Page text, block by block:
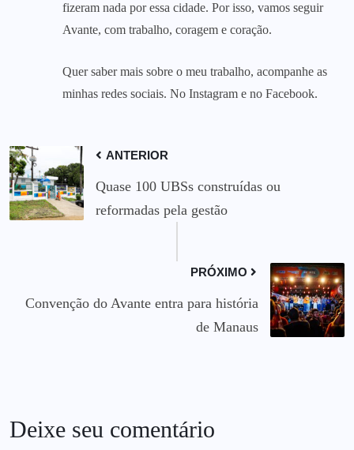
fizeram nada por essa cidade. Por isso, vamos seguir
Avante, com trabalho, coragem e coração.
Quer saber mais sobre o meu trabalho, acompanhe as
minhas redes sociais. No Instagram e no Facebook.
ANTERIOR
Quase 100 UBSs construídas ou
reformadas pela gestão
PRÓXIMO
Convenção do Avante entra para história
de Manaus
Deixe seu comentário